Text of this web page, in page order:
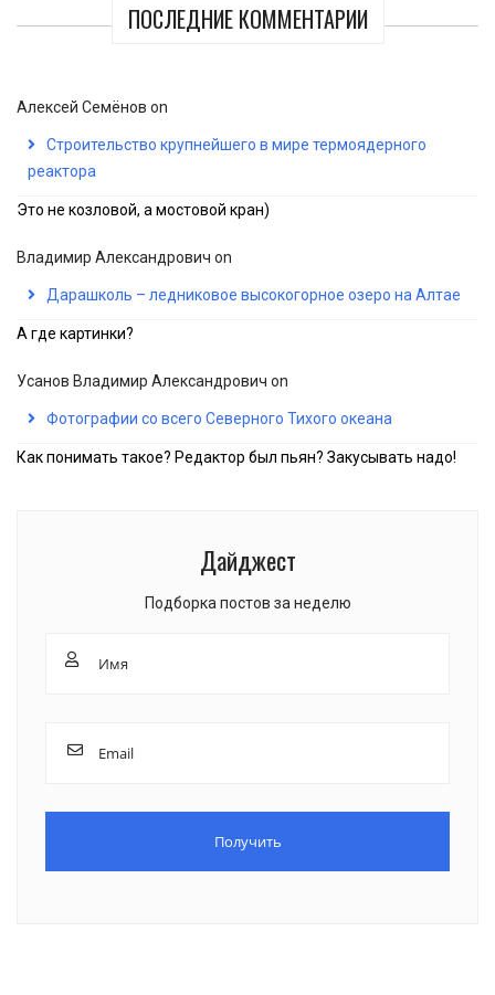
ПОСЛЕДНИЕ КОММЕНТАРИИ
Алексей Семёнов on
Строительство крупнейшего в мире термоядерного
реактора
Это не козловой, а мостовой кран)
Владимир Александрович on
Дарашколь – ледниковое высокогорное озеро на Алтае
А где картинки?
Усанов Владимир Александрович on
Фотографии со всего Северного Тихого океана
Как понимать такое? Редактор был пьян? Закусывать надо!
Дайджест
Подборка постов за неделю